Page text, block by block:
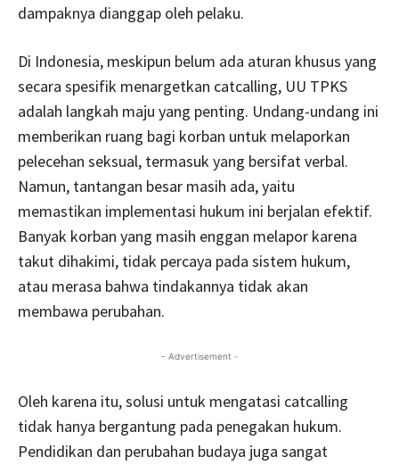
dampaknya dianggap oleh pelaku.
Di Indonesia, meskipun belum ada aturan khusus yang
secara spesifik menargetkan catcalling, UU TPKS
adalah langkah maju yang penting. Undang-undang ini
memberikan ruang bagi korban untuk melaporkan
pelecehan seksual, termasuk yang bersifat verbal.
Namun, tantangan besar masih ada, yaitu
memastikan implementasi hukum ini berjalan efektif.
Banyak korban yang masih enggan melapor karena
takut dihakimi, tidak percaya pada sistem hukum,
atau merasa bahwa tindakannya tidak akan
membawa perubahan.
- Advertisement -
Oleh karena itu, solusi untuk mengatasi catcalling
tidak hanya bergantung pada penegakan hukum.
Pendidikan dan perubahan budaya juga sangat